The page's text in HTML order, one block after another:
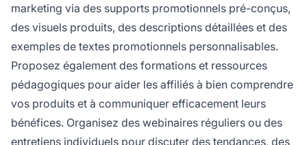
marketing via des supports promotionnels pré-conçus,
des visuels produits, des descriptions détaillées et des
exemples de textes promotionnels personnalisables.
Proposez également des formations et ressources
pédagogiques pour aider les affiliés à bien comprendre
vos produits et à communiquer efficacement leurs
bénéfices. Organisez des webinaires réguliers ou des
entretiens individuels pour discuter des tendances, des